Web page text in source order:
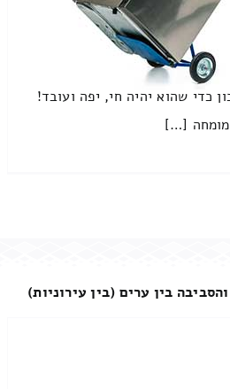
כדי שהוא יהיה חי, יפה ועובד!
מומחה […]
בין ערים (בין עירוניות)